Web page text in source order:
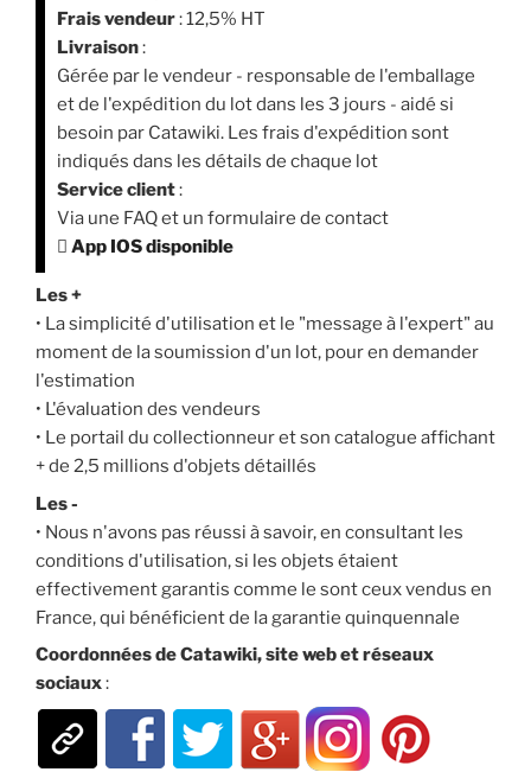
Frais vendeur: 12,5% HT
Livraison:
Gérée par le vendeur - responsable de l'emballage
et de l'expédition du lot dans les 3 jours - aidé si
besoin par Catawiki. Les frais d'expédition sont
indiqués dans les détails de chaque lot
Service client:
Via une FAQ et un formulaire de contact
 App IOS disponible
Les +
• La simplicité d'utilisation et le "message à l'expert" au
moment de la soumission d'un lot, pour en demander
l'estimation
• L'évaluation des vendeurs
• Le portail du collectionneur et son catalogue affichant
+ de 2,5 millions d'objets détaillés
Les -
• Nous n'avons pas réussi à savoir, en consultant les
conditions d'utilisation, si les objets étaient
effectivement garantis comme le sont ceux vendus en
France, qui bénéficient de la garantie quinquennale
Coordonnées de Catawiki, site web et réseaux
sociaux: